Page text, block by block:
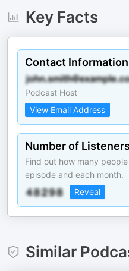
Key Facts
Contact Information
Podcast Host
View Email Address
Number of Listeners
Find out how many
episode and each month.
Reveal
Similar